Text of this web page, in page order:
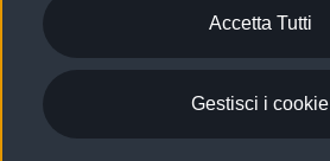
acquisto.
Accetta Tutti
Gestisci i cookie